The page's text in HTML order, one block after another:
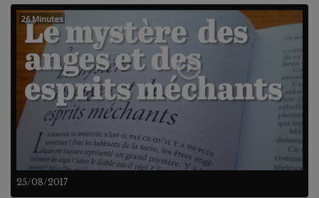
25/08/2017
26 Minutes